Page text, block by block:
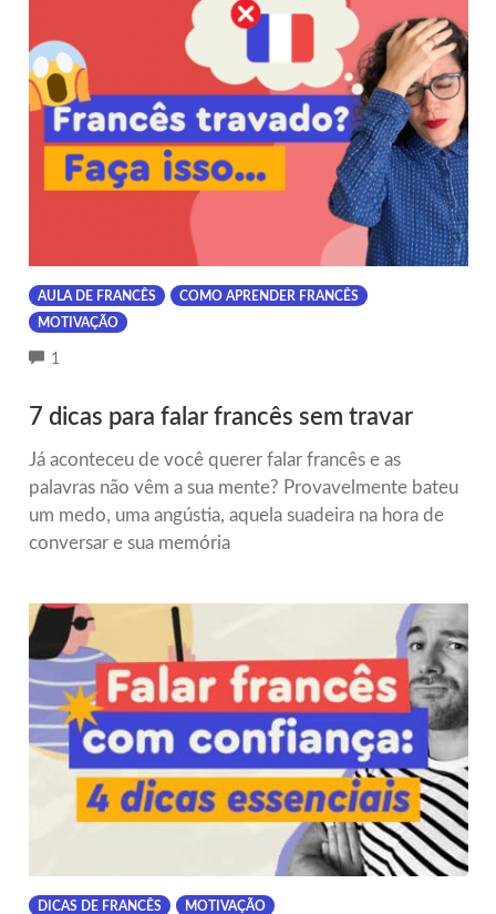
AULA DE FRANCÊS
COMO APRENDER FRANCÊS
MOTIVAÇÃO
1
7 dicas para falar francês sem travar
Já aconteceu de você querer falar francês e as
palavras não vêm a sua mente? Provavelmente bateu
um medo, uma angústia, aquela suadeira na hora de
conversar e sua memória
DICAS DE FRANCÊS MOTIVAÇÃO